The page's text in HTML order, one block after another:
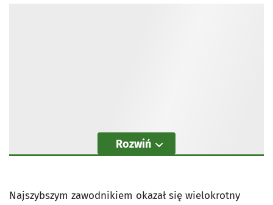
Rozwiń
Najszybszym zawodnikiem okazał się wielokrotny